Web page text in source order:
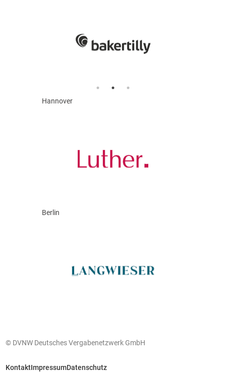
Hannover
Berlin
© DVNW Deutsches Vergabenetzwerk GmbH
KontaktImpressumDatenschutz